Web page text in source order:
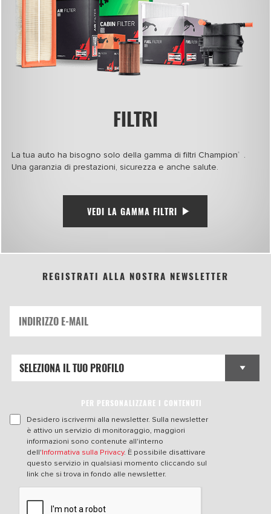
FILTRI
La tua auto ha bisogno solo della gamma di filtri Champion®
.
Una garanzia di prestazioni, sicurezza e anche salute.
VEDI LA GAMMA FILTRI
REGISTRATI ALLA NOSTRA NEWSLETTER
PER PERSONALIZZARE I CONTENUTI
Desidero iscrivermi alla newsletter. Sulla newsletter
è attivo un servizio di monitoraggio, maggiori
informazioni sono contenute all'interno
dell'Informativa sulla Privacy. È possibile disattivare
questo servizio in qualsiasi momento cliccando sul
link che si trova in fondo alle newsletter.